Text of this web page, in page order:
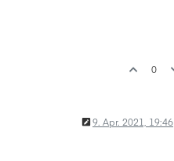
0
9. Apr. 2021, 19:46